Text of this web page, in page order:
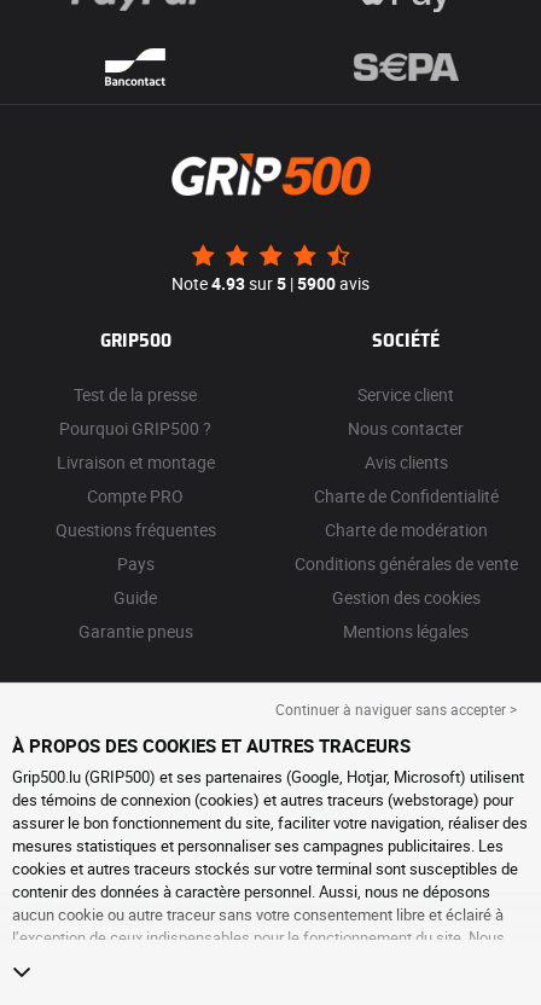
Note4.93sur5 |5900avis
GRIP500
Test de la presse
Pourquoi GRIP500 ?
Livraison et montage
Compte PRO
Questions fréquentes
Pays
Guide
Garantie pneus
SOCIÉTÉ
Service client
Nous contacter
Avis clients
Charte de Confidentialité
Charte de modération
Conditions générales de vente
Gestion des cookies
Mentions légales
Continuer à naviguer sans accepter >
À PROPOS DES COOKIES ET AUTRES TRACEURS
Grip500.lu (GRIP500) et ses partenaires (Google, Hotjar, Microsoft) utilisent
des témoins de connexion (cookies) et autres traceurs (webstorage) pour
assurer le bon fonctionnement du site, faciliter votre navigation, réaliser des
mesures statistiques et personnaliser ses campagnes publicitaires. Les
cookies et autres traceurs stockés sur votre terminal sont susceptibles de
contenir des données à caractère personnel. Aussi, nous ne déposons
aucun cookie ou autre traceur sans votre consentement libre et éclairé à
l’exception de ceux indispensables pour le fonctionnement du site. Nous
consentement à tout moment en vous rendant sur la